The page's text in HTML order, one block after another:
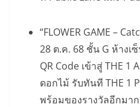
“FLOWER GAME –
28 ต.ค. 68 ชั้น G ห้างเ
QR Code เข้าสู่ THE 1
ดอกไม้ รับทันที THE 1
พร้อมของรางวัลอีกมา